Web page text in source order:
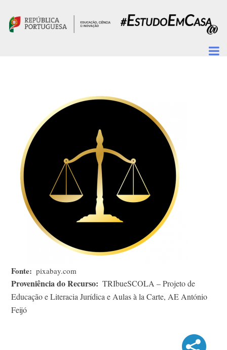
Fonte pixabay.com
Proveniência do Recurso
TRIbueSCOLA – Projeto de
Educação e Literacia Jurídica e Aulas à la Carte, AE António
Feijó